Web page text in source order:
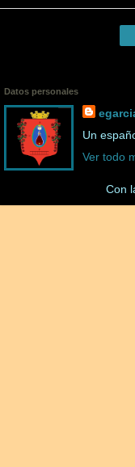
Datos personales
Un
Ver todo
Con